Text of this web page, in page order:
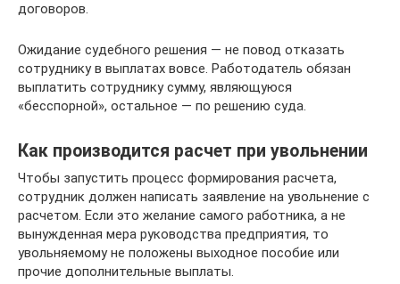
договоров.
Ожидание судебного решения — не повод отказать
сотруднику в выплатах вовсе. Работодатель обязан
выплатить сотруднику сумму, являющуюся
«бесспорной», остальное — по решению суда.
Как производится расчет при увольнении
Чтобы запустить процесс формирования расчета,
сотрудник должен написать заявление на увольнение с
расчетом. Если это желание самого работника, а не
вынужденная мера руководства предприятия, то
увольняемому не положены выходное пособие или
прочие дополнительные выплаты.